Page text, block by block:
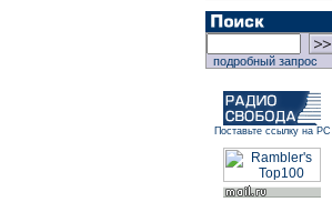
подробный запрос
Поставьте ссылку на РС